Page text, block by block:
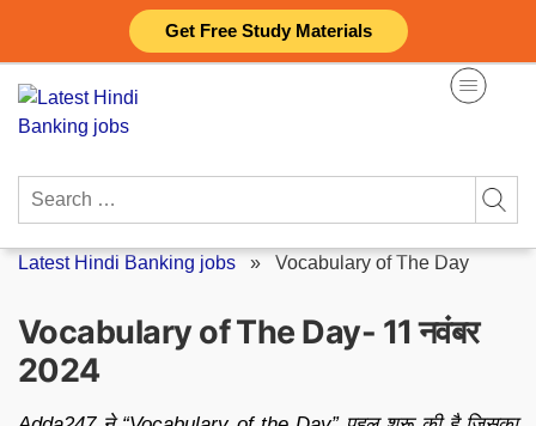
Get Free Study Materials
content
Search
Latest Hindi Banking jobs » Vocabulary of The Day
Vocabulary of The Day- 11 नवंबर
2024